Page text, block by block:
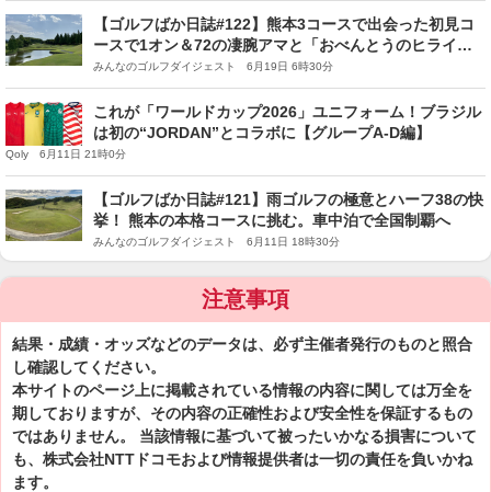
【ゴルフばか日誌#122】熊本3コースで出会った初見コ
ースで1オン＆72の凄腕アマと「おべんとうのヒライ」
で舌鼓
みんなのゴルフダイジェスト 6月19日 6時30分
これが「ワールドカップ2026」ユニフォーム！ブラジル
は初の“JORDAN”とコラボに【グループA-D編】
Qoly 6月11日 21時0分
【ゴルフばか日誌#121】雨ゴルフの極意とハーフ38の快
挙！ 熊本の本格コースに挑む。車中泊で全国制覇へ
みんなのゴルフダイジェスト 6月11日 18時30分
注意事項
結果・成績・オッズなどのデータは、必ず主催者発行のものと照合
し確認してください。
本サイトのページ上に掲載されている情報の内容に関しては万全を
期しておりますが、その内容の正確性および安全性を保証するもの
ではありません。 当該情報に基づいて被ったいかなる損害について
も、株式会社NTTドコモおよび情報提供者は一切の責任を負いかね
ます。